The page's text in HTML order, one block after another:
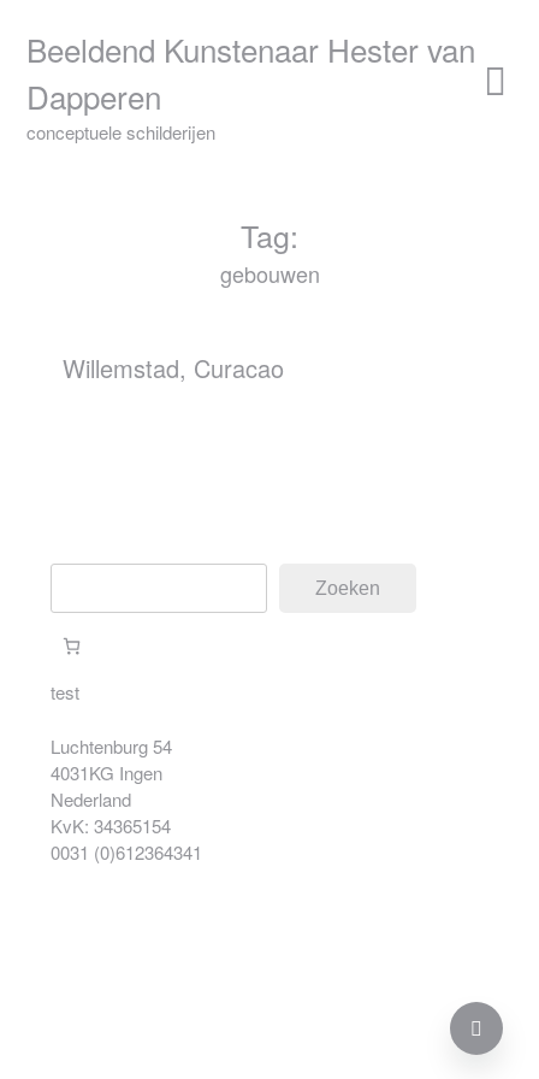
contentBeeldend Kunstenaar Hester van
Dapperen
conceptuele schilderijen
Tag:
gebouwen
Willemstad, Curacao
Zoeken
test
Luchtenburg 54
4031KG Ingen
Nederland
KvK: 34365154
0031 (0)612364341